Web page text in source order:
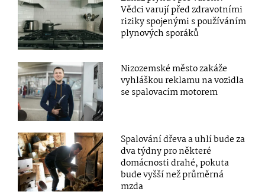
Vědci varují před zdravotními
riziky spojenými s používáním
plynových sporáků
Nizozemské město zakáže
vyhláškou reklamu na vozidla
se spalovacím motorem
Spalování dřeva a uhlí bude za
dva týdny pro některé
domácnosti drahé, pokuta
bude vyšší než průměrná
mzda